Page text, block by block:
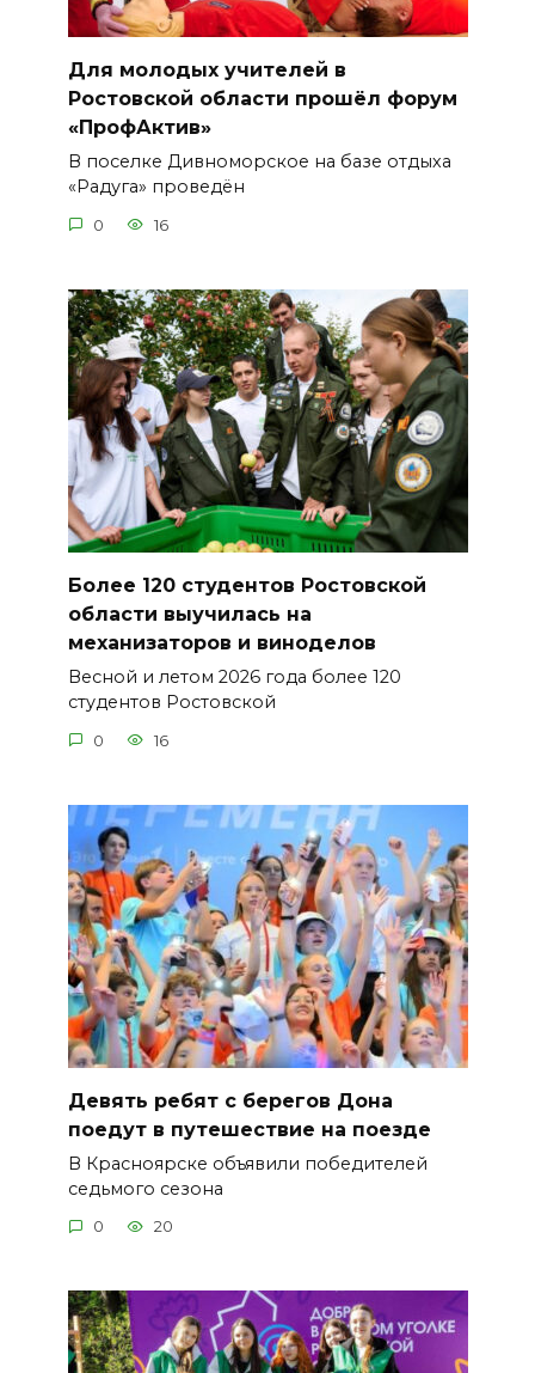
Для молодых учителей в
Ростовской области прошёл форум
«ПрофАктив»
В поселке Дивноморское на базе отдыха
«Радуга» проведён
0 16
Более 120 студентов Ростовской
области выучилась на
механизаторов и виноделов
Весной и летом 2026 года более 120
студентов Ростовской
0 16
Девять ребят с берегов Дона
поедут в путешествие на поезде
В Красноярске объявили победителей
седьмого сезона
0 20